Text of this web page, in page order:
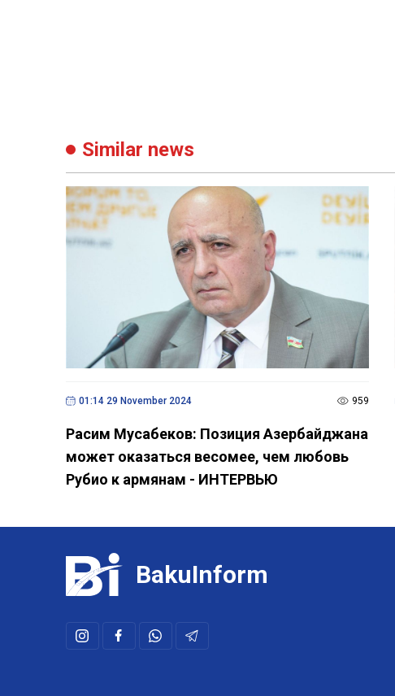
Similar news
01:14 29 November 2024 959
Расим Мусабеков: Позиция Азербайджана
может оказаться весомее, чем любовь
Рубио к армянам - ИНТЕРВЬЮ
BakuInform